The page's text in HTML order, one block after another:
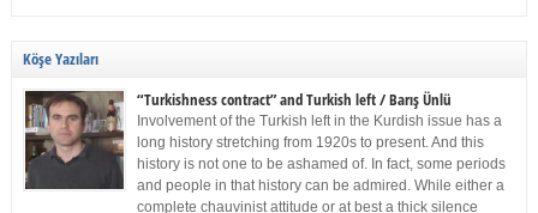
Köşe Yazıları
“Turkishness contract” and Turkish left / Barış Ünlü
Involvement of the Turkish left in the Kurdish issue has a
long history stretching from 1920s to present. And this
history is not one to be ashamed of. In fact, some periods
and people in that history can be admired. While either a
complete chauvinist attitude or at best a thick silence